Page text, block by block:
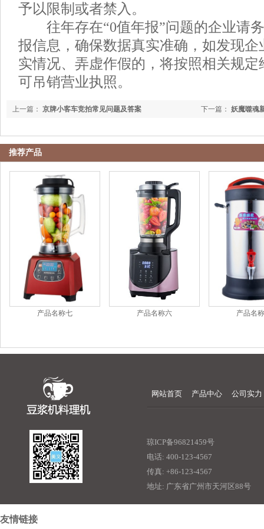
予以限制或者禁入。
往年存在“0值年报”问题的企业请
报信息，确保数据真实准确，如发现企
实情况、弄虚作假的，将按照相关规
可吊销营业执照。
下一篇： 妖魔噬魂
上一篇： 京牌小客车竞拍常见问题及答案
推荐产品
产品名称七 产品名称六 产品名
网站首页 产品中心 公司实力
琼ICP备96821459号
电话: 400-123-4567
传真: +86-123-4567
地址: 广东省广州市天河区88号
友情链接